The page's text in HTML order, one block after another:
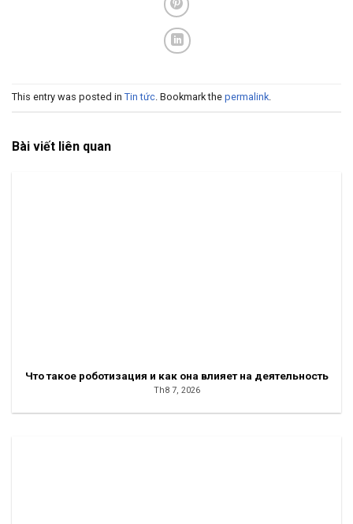
This entry was posted in Tin tức . Bookmark the permalink
Bài viết liên quan
Что такое роботизация и как она влияет на деятельность
Th8 7, 2026